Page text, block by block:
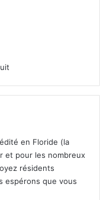
en Floride (la
et pour les nombreux
résidents
espérons que vous